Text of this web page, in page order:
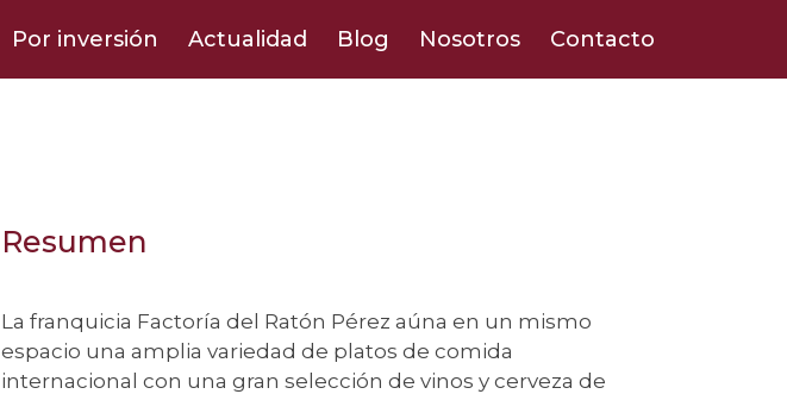
Por inversión Actualidad Blog Nosotros Contacto
Resumen
La franquicia Factoría del Ratón Pérez aúna en un mismo
espacio una amplia variedad de platos de comida
internacional con una gran selección de vinos y cerveza de